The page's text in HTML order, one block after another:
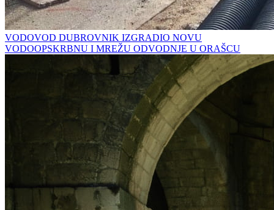
VODOVOD DUBROVNIK IZGRADIO NOVU
VODOOPSKRBNU I MREŽU ODVODNJE U ORAŠCU